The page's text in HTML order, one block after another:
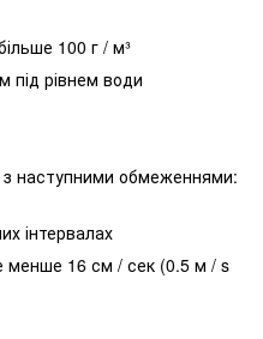
100 г / м³
під рівнем води
з наступними обмеженнями:
інтервалах
менше 16 см / сек (0.5 м / s